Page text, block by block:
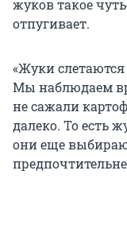
жуков такое
отпугивает.
«Жуки
Мы наблюдаем
не сажали
далеко. То есть
они еще